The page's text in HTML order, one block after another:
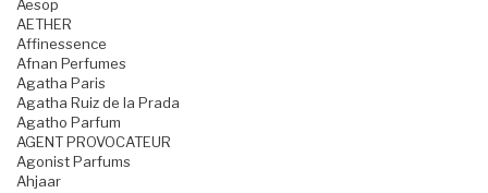
Aesop
AETHER
Affinessence
Afnan Perfumes
Agatha Paris
Agatha Ruiz de la Prada
Agatho Parfum
AGENT PROVOCATEUR
Agonist Parfums
Ahjaar